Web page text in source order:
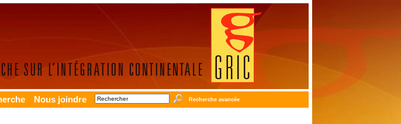
Nous joindre Recherche avancée